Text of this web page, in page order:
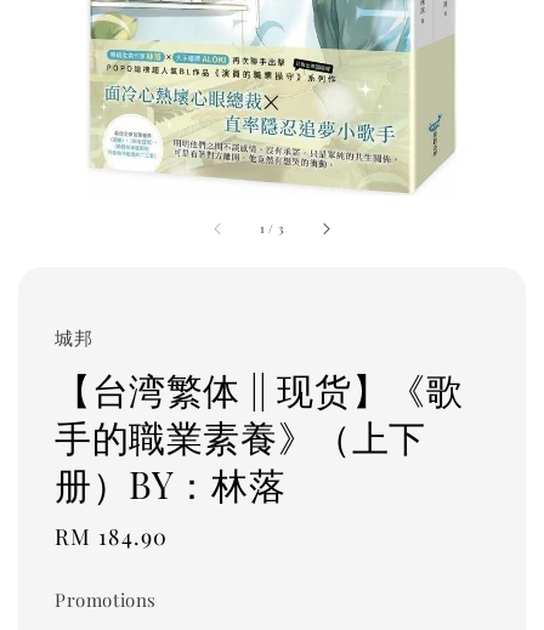
1 / 3
城邦
【台湾繁体 || 现货】《歌
手的職業素養》（上下
册）BY：林落
Regular
RM 184.90
Promotions